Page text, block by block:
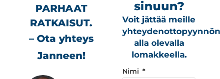
PARHAAT
RATKAISUT.
– Ota yhteys
Janneen!
sinuun?
Voit jättää meille
yhteydenottopyynnön
alla olevalla
lomakkeella.
Nimi